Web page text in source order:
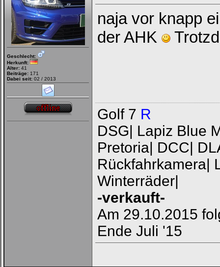
Geschlecht:
Herkunft:
Alter: 41
Beiträge: 171
Dabei seit: 02 / 2013
naja vor knapp
der AHK
Golf 7 R
DSG| Lapiz Blue
Pretoria| DCC|
Rückfahrkamera|
Winterräder|
-verkauft-
Am 29.10.2015
Ende Juli '15